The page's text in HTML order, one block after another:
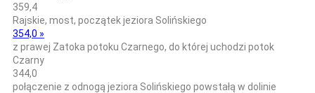
359,4
Rajskie, most, początek jeziora Solińskiego
354,0 »
z prawej Zatoka potoku Czarnego, do której uchodzi potok
Czarny
344,0
połączenie z odnogą jeziora Solińskiego powstałą w dolinie